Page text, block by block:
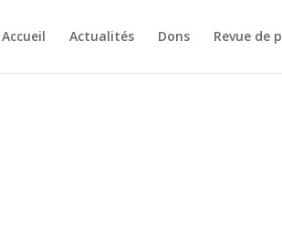
Accueil Actualités Dons Revue de